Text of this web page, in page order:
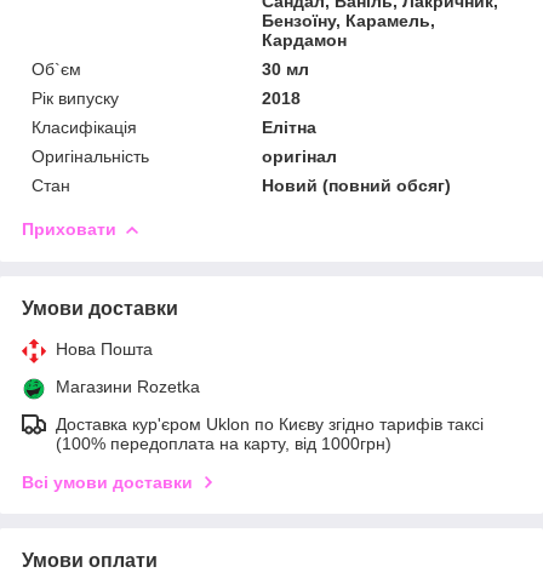
Бензоїну, Карамель,
Кардамон
Об`єм
30 мл
Рік випуску
2018
Класифікація
Елітна
Оригінальність
оригінал
Стан
Новий (повний обсяг)
Приховати
Умови доставки
Нова Пошта
Магазини Rozetka
Доставка кур'єром Uklon по Києву згідно тарифів таксі
(100% передоплата на карту, від 1000грн)
Всі умови доставки
Умови оплати